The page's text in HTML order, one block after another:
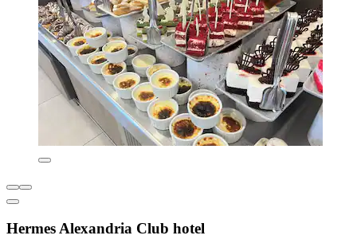
Hermes Alexandria Club hotel